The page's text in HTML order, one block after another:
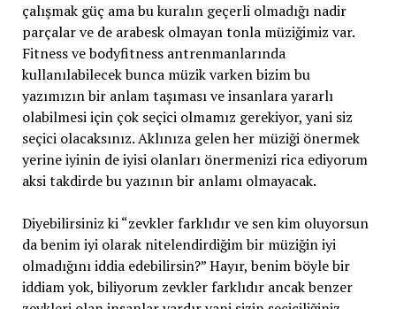
çalışmak güç ama bu kuralın geçerli olmadığı nadir
parçalar ve de arabesk olmayan tonla müziğimiz var.
Fitness ve bodyfitness antrenmanlarında
kullanılabilecek bunca müzik varken bizim bu
yazımızın bir anlam taşıması ve insanlara yararlı
olabilmesi için çok seçici olmamız gerekiyor, yani siz
seçici olacaksınız. Aklınıza gelen her müziği önermek
yerine iyinin de iyisi olanları önermenizi rica ediyorum
aksi takdirde bu yazının bir anlamı olmayacak.
Diyebilirsiniz ki “zevkler farklıdır ve sen kim oluyorsun
da benim iyi olarak nitelendirdiğim bir müziğin iyi
olmadığını iddia edebilirsin?” Hayır, benim böyle bir
iddiam yok, biliyorum zevkler farklıdır ancak benzer